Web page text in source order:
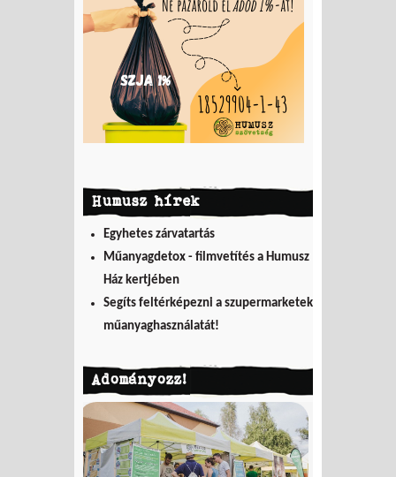
Humusz hírek
Egyhetes zárvatartás
Műanyagdetox - filmvetítés a Humusz
Ház kertjében
Segíts feltérképezni a szupermarketek
műanyaghasználatát!
Adományozz!